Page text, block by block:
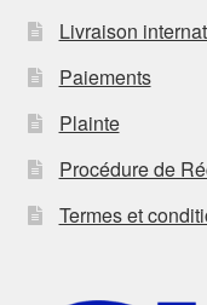
Livraison
Paiements
Plainte
Procédure de
Termes et